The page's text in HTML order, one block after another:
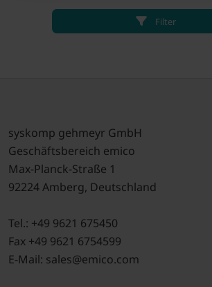
Filter
syskomp gehmeyr GmbH
Geschäftsbereich emico
Max-Planck-Straße 1
92224 Amberg, Deutschland
Tel.: +49 9621 675450
Fax +49 9621 6754599
E-Mail: sales@emico.com